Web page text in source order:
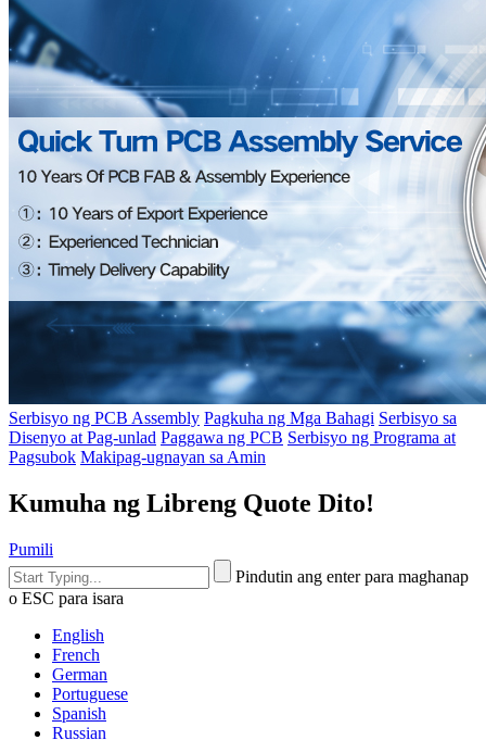
Serbisyo ng PCB Assembly Pagkuha ng Mga Bahagi Serbisyo sa
Disenyo at Pag-unlad Paggawa ng PCB Serbisyo ng Programa at
Pagsubok Makipag-ugnayan sa Amin
Kumuha ng Libreng Quote Dito!
Pumili
Pindutin ang enter para maghanap
o ESC para isara
English
French
German
Portuguese
Spanish
Russian